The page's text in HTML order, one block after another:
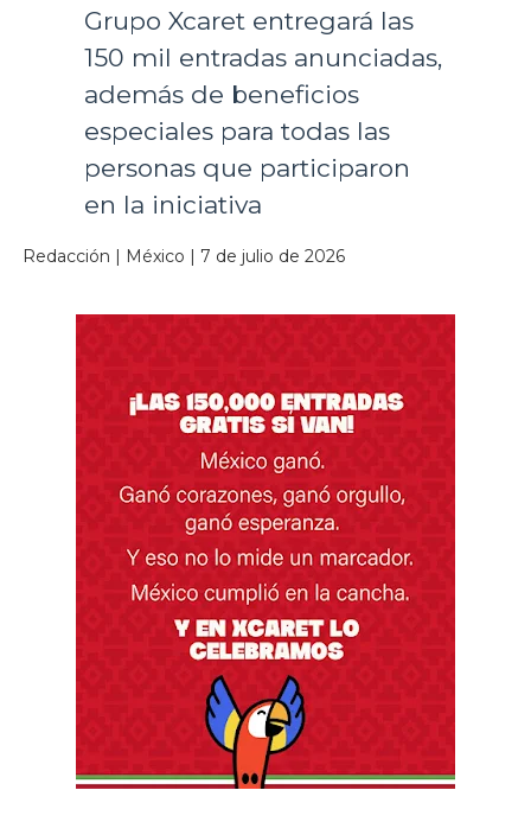
Grupo Xcaret entregará las
150 mil entradas anunciadas,
además de beneficios
especiales para todas las
personas que participaron
en la iniciativa
Redacción | México | 7 de julio de 2026